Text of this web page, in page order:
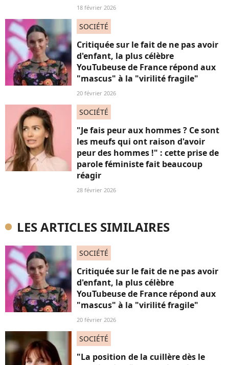
18 février 2026
SOCIÉTÉ
Critiquée sur le fait de ne pas avoir
d'enfant, la plus célèbre
YouTubeuse de France répond aux
"mascus" à la "virilité fragile"
20 février 2026
SOCIÉTÉ
"Je fais peur aux hommes ? Ce sont
les meufs qui ont raison d'avoir
peur des hommes !" : cette prise de
parole féministe fait beaucoup
réagir
28 février 2026
LES ARTICLES SIMILAIRES
SOCIÉTÉ
Critiquée sur le fait de ne pas avoir
d'enfant, la plus célèbre
YouTubeuse de France répond aux
"mascus" à la "virilité fragile"
20 février 2026
SOCIÉTÉ
"La position de la cuillère dès le